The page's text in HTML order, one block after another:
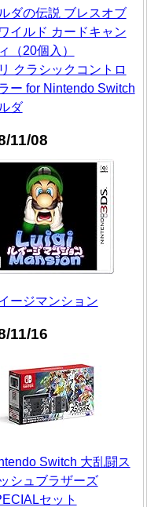
ダの伝説 ブレスオブ
イルド カードキャン
（20個入）
クラシックコントロ
ー for Nintendo Switch
ダ
11/08
ージマンション
11/16
Switch 大乱闘ス
シュブラザーズ
セット